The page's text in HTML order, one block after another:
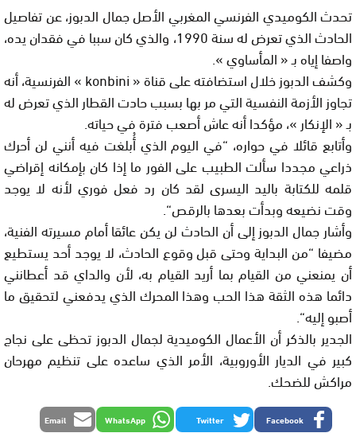
تحدث الكوميدي الفرنسي المغربي الأصل جمال الدبوز، عن تفاصيل
الحادث الذي تعرض له سنة 1990، والذي كان سببا في فقدان يده،
واصفا إياه بـ « المأساوي ».
وكشف الدبوز خلال استضافته على قناة « konbini » الفرنسية، أنه
تجاوز الأزمة النفسية التي مر بها بسبب حادت القطار الذي تعرض له
بـ « الإنكار »، مؤكدا أنه عاش أصعب فترة في حياته.
وأتابع قائلا في حواره، “في اليوم الذي أُبلغت فيه أنني لن أحرك
ذراعي مجددا سألت الطبيب على الفور ما إذا كان بإمكانه إقراضي
قلمه للكتابة باليد اليسرى لقد كان رد فعل فوري لأنه لا يوجد
وقت نضيعه وبدأت بعدها بالرقص“.
وأشار جمال الدبوز إلى أن الحادث لن يكن عائقا أمام مسيرته الفنية،
مضيفا “من البداية وحتى قبل وقوع الحادث، لا يوجد أحد يستطيع
أن يمنعني من القيام بما أريد القيام به، لأن والداي قد أعطانني
دائما هذه الثقة هذا الحب وهذا المحرك الذي يدفعني لتحقيق ما
أصبو إليه“.
الجدير بالذكر أن الأعمال الكوميدية لجمال الدبوز تحظى على نجاج
كبير في الديار الأوروبية، الأمر الذي ساعده على تنظيم مهرحان
مراكش للضحك.
Facebook
Twitter
WhatsApp
Email